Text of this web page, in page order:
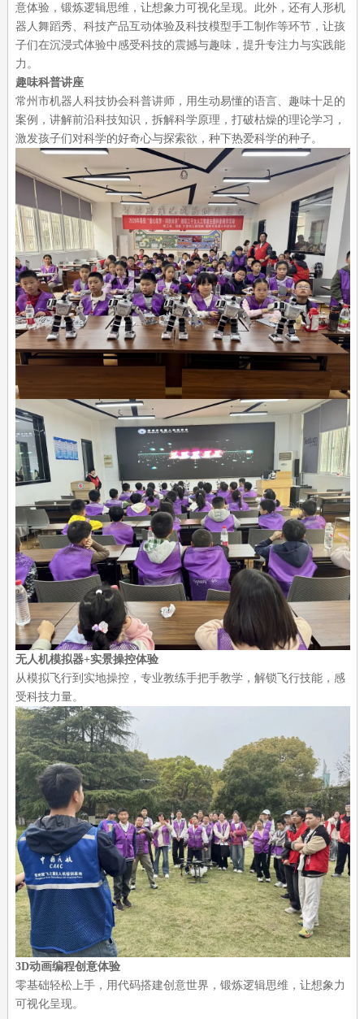
意体验，锻炼逻辑思维，让想象力可视化呈现。此外，还有人形机
器人舞蹈秀、科技产品互动体验及科技模型手工制作等环节，让孩
子们在沉浸式体验中感受科技的震撼与趣味，提升专注力与实践能
力。
趣味科普讲座
常州市机器人科技协会科普讲师，用生动易懂的语言、趣味十足的
案例，讲解前沿科技知识，拆解科学原理，打破枯燥的理论学习，
激发孩子们对科学的好奇心与探索欲，种下热爱科学的种子。
无人机模拟器+实景操控体验
从模拟飞行到实地操控，专业教练手把手教学，解锁飞行技能，感
受科技力量。
3D动画编程创意体验
零基础轻松上手，用代码搭建创意世界，锻炼逻辑思维，让想象力
可视化呈现。